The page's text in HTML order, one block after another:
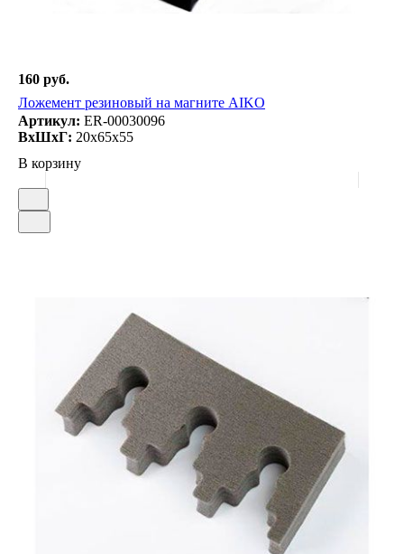
160 руб.
Ложемент резиновый на магните AIKO
Артикул: ER-00030096
ВxШxГ: 20x65x55
В корзину